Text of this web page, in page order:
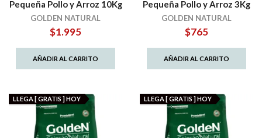
Pequeña Pollo y Arroz 10Kg
GOLDEN NATURAL
$1.995
AÑADIR AL CARRITO
Pequeña Pollo y Arroz 3Kg
GOLDEN NATURAL
$765
AÑADIR AL CARRITO
LLEGA [ GRATIS ] HOY LLEGA [ GRATIS ] HOY